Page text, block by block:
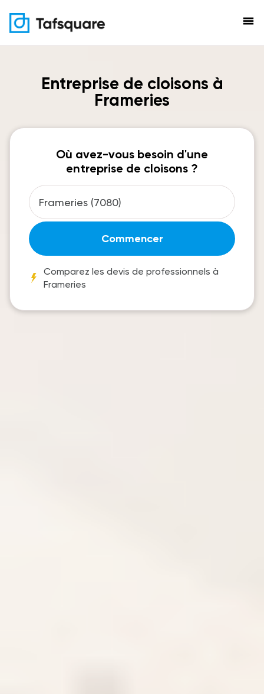
menu
Entreprise de cloisons à
Frameries
Où avez-vous besoin d'une
entreprise de cloisons ?
Commencer
Comparez les devis de professionnels à
Frameries